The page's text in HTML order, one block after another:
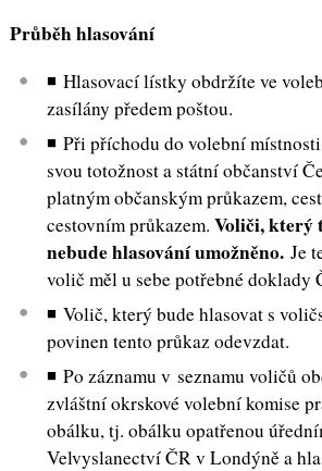
Průběh hlasování
◾ Hlasovací lístky obdržíte ve
zasílány předem poštou.
◾ Při příchodu do volební
svou totožnost a státní občanství
platným občanským průkazem,
cestovním průkazem.Voliči, který
nebude hlasování umožněno. Je
volič měl u sebe potřebné doklady
◾ Volič, který bude hlasovat s
povinen tento průkaz odevzdat.
◾ Po záznamu v seznamu voličů
zvláštní okrskové volební komise
obálku, tj. obálku opatřenou
Velvyslanectví ČR v Londýně a